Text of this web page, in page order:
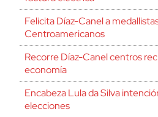
Felicita Díaz-Canel a
Centroamericanos
Recorre Díaz-Canel centros
economía
Encabeza Lula da Silva
elecciones